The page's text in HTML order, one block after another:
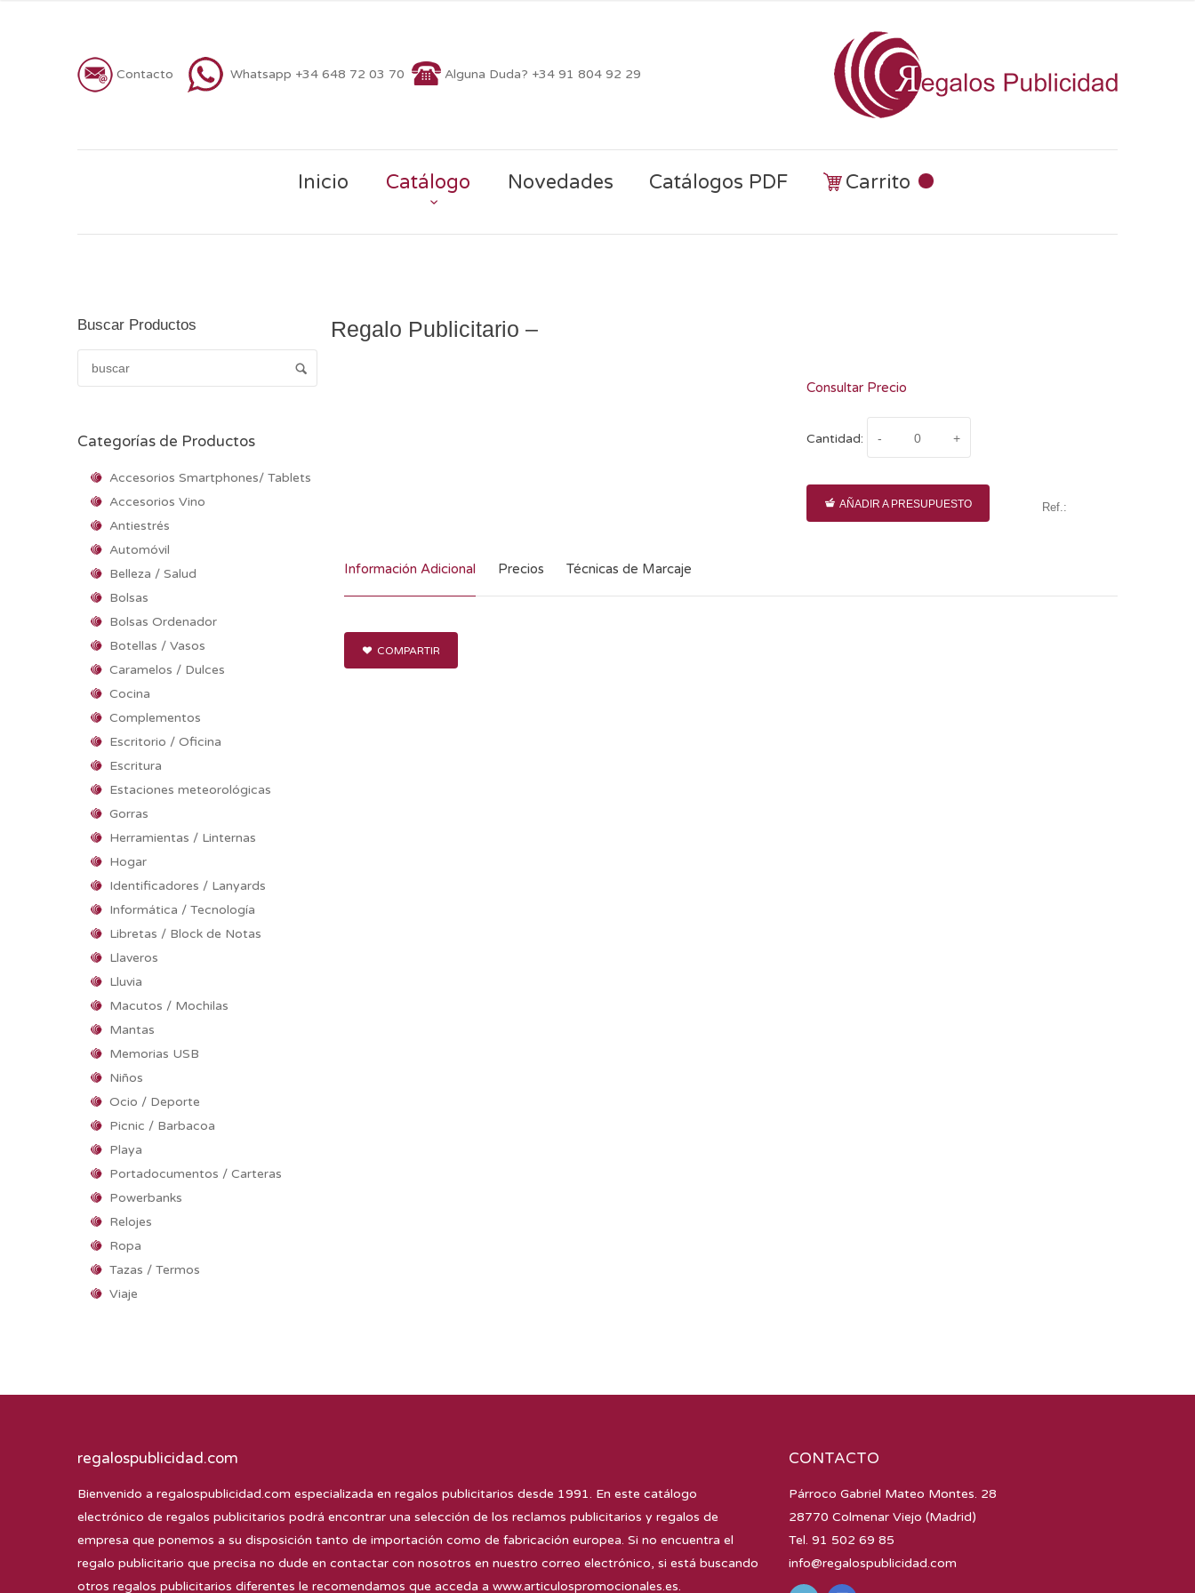
Contacto Whatsapp +34 648 72 03 70 Alguna Duda? +34 91 804 92 29
Inicio Catálogo Novedades Catálogos PDF Carrito
Buscar Productos
Categorías de Productos
Accesorios Smartphones/ Tablets
Accesorios Vino
Antiestrés
Automóvil
Belleza / Salud
Bolsas
Bolsas Ordenador
Botellas / Vasos
Caramelos / Dulces
Cocina
Complementos
Escritorio / Oficina
Escritura
Estaciones meteorológicas
Gorras
Herramientas / Linternas
Hogar
Identificadores / Lanyards
Informática / Tecnología
Libretas / Block de Notas
Llaveros
Lluvia
Macutos / Mochilas
Mantas
Memorias USB
Niños
Ocio / Deporte
Picnic / Barbacoa
Playa
Portadocumentos / Carteras
Powerbanks
Relojes
Ropa
Tazas / Termos
Viaje
Regalo Publicitario –
Consultar Precio
Cantidad:
AÑADIR A PRESUPUESTO Ref.:
Información Adicional Precios Técnicas de Marcaje
COMPARTIR
regalospublicidad.com
Bienvenido a regalospublicidad.com especializada en regalos publicitarios desde 1991. En este catálogo
electrónico de regalos publicitarios podrá encontrar una selección de los reclamos publicitarios y regalos de
empresa que ponemos a su disposición tanto de importación como de fabricación europea. Si no encuentra el
regalo publicitario que precisa no dude en contactar con nosotros en nuestro correo electrónico, si está buscando
otros regalos publicitarios diferentes le recomendamos que acceda a www.articulospromocionales.es.
CONTACTO
Párroco Gabriel Mateo Montes. 28
28770 Colmenar Viejo (Madrid)
Tel. 91 502 69 85
info@regalospublicidad.com